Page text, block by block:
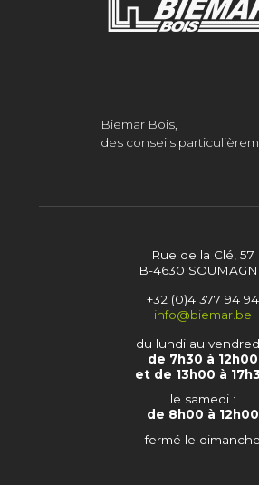
Biemar Bois,
des conseils
Rue de la Clé, 57
B-4630
+32 (0)4 377 94 94
info@biemar.be
du lundi au
de 7h30 à 12h00
et de 13h00 à
le samedi :
de 8h00 à 12h00
fermé le dimanche